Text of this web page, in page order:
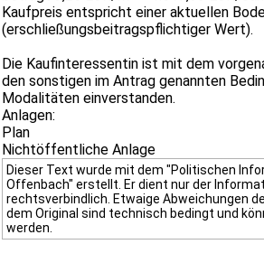
Kaufpreis entspricht einer aktuellen
(erschließungsbeitragspflichtiger Wert).
Die Kaufinteressentin ist mit dem
den sonstigen im Antrag genannten
Modalitäten einverstanden.
Anlagen:
Plan
Nichtöffentliche Anlage
Dieser Text wurde mit dem "Politischen
Offenbach" erstellt. Er dient nur der
rechtsverbindlich. Etwaige Abweichungen
dem Original sind technisch bedingt und
werden.